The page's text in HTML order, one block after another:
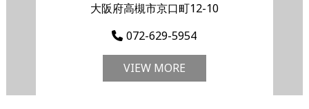
大阪府高槻市京口町12-10
072-629-5954
VIEW MORE